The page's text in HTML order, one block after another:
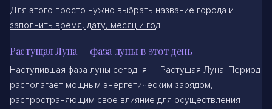
Для этого просто нужно выбрать название города и
заполнить время, дату, месяц и год.
Растущая Луна — фаза луны в этот день
Наступившая фаза луны сегодня — Растущая Луна. Период
располагает мощным энергетическим зарядом,
распространяющим свое влияние для осуществления